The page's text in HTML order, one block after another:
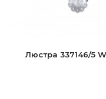
Люстра 337146/5